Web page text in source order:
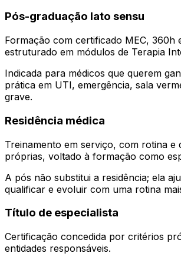
Pós-graduação lato sensu
Formação com certificado MEC, 360h
estruturado em módulos de Terapia
Indicada para médicos que querem
prática em UTI, emergência, sala
grave.
Residência médica
Treinamento em serviço, com rotina e
próprias, voltado à formação como
A pós não substitui a residência; ela
qualificar e evoluir com uma rotina
Título de especialista
Certificação concedida por critérios
entidades responsáveis.